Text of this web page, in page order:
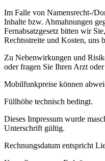
Im Falle von Namensrecht-/
Inhalte bzw. Abmahnungen
Fernabsatzgesetz bitten wir
Rechtsstreite und Kosten, uns
Zu Nebenwirkungen und
oder fragen Sie Ihren Arzt
Mobilfunkpreise können
Füllhöhe technisch bedingt.
Dieses Impressum wurde
Unterschrift gültig.
Rechnungsdatum entspricht